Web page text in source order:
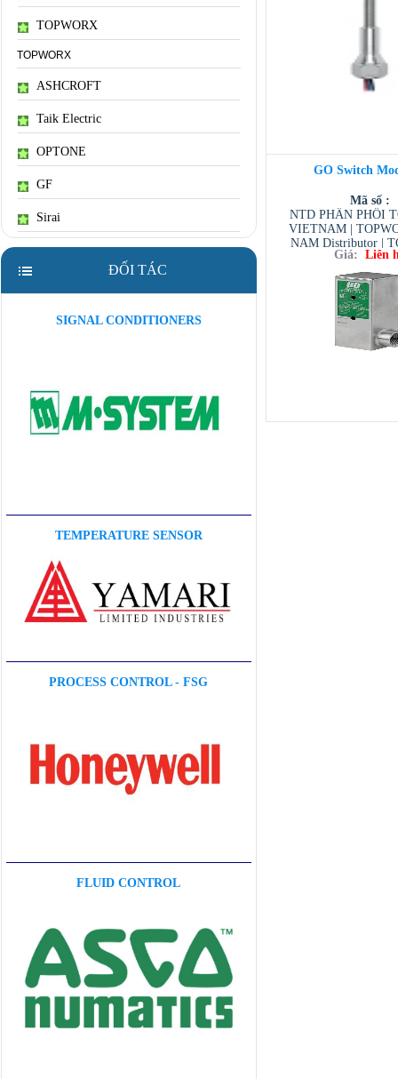
TOPWORX
TOPWORX
ASHCROFT
Taik Electric
OPTONE
GF
Sirai
ĐỐI TÁC
SIGNAL CONDITIONERS
TEMPERATURE SENSOR
PROCESS CONTROL - FSG
FLUID CONTROL
GO Switch
Mã số :
NTD PHÂN PHỐI
VIETNAM |
NAM Distributor |
VIETNAM GIÁ CẢ
/ ASCO VIETNAM
VIETNAM /
Giá: Liên